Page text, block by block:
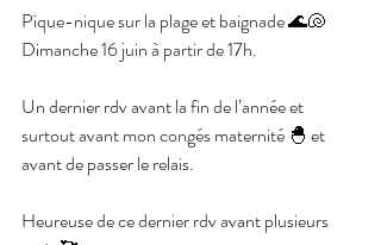
Pique-nique sur la plage et baignade 🌊🐚
Dimanche 16 juin à partir de 17h.
Un dernier rdv avant la fin de l’année et
surtout avant mon congés maternité 🐣 et
avant de passer le relais.
Heureuse de ce dernier rdv avant plusieurs